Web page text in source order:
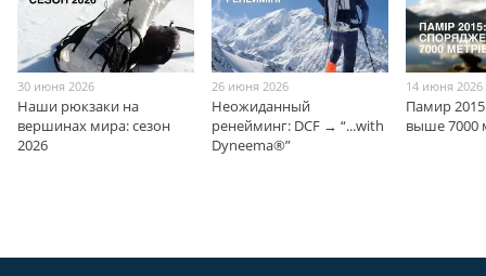
30 июня 2026
Наши рюкзаки на
вершинах мира: сезон
2026
26 июня 2026
Неожиданный
ренейминг: DCF → “...with
Dyneema®”
14 июня 2026
Памир
выше 7000